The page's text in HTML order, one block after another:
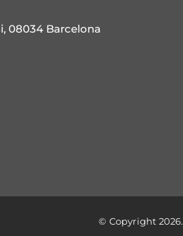
08034 Barcelona
© Copyright 2026.